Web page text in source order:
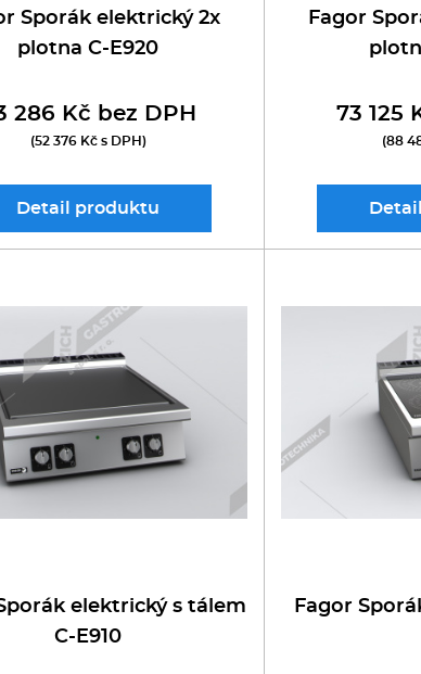
lázně
Sporák elektrický 2x
plotna C-E920
286 Kč bez DPH
(52 376 Kč s DPH)
Detail produktu
Fagor
73 125
(88
Detail
elektrický s tálem
C-E910
Fagor